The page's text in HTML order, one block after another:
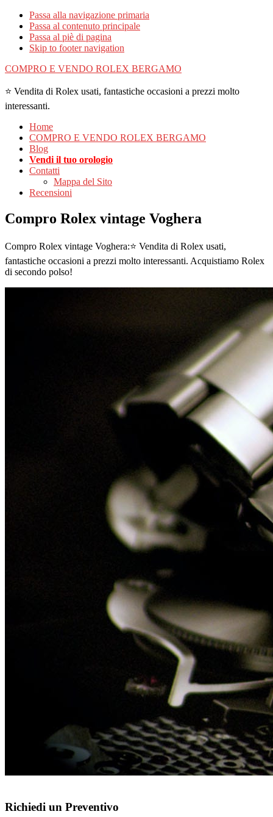
Passa alla navigazione primaria
Passa al contenuto principale
Passa al piè di pagina
Skip to footer navigation
COMPRO E VENDO ROLEX BERGAMO
⭐ Vendita di Rolex usati, fantastiche occasioni a prezzi molto
interessanti.
Home
COMPRO E VENDO ROLEX BERGAMO
Blog
Vendi il tuo orologio
Contatti
Mappa del Sito
Recensioni
Compro Rolex vintage Voghera
Compro Rolex vintage Voghera:⭐ Vendita di Rolex usati,
fantastiche occasioni a prezzi molto interessanti. Acquistiamo Rolex
di secondo polso!
Richiedi un Preventivo